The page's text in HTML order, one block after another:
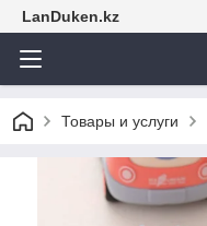
LanDuken.kz
Товары и услуги